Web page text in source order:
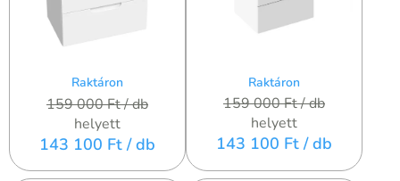
Raktáron
159 000 Ft/ db
helyett
143 100 Ft / db
Raktáron
159 000 Ft/ db
helyett
143 100 Ft / db